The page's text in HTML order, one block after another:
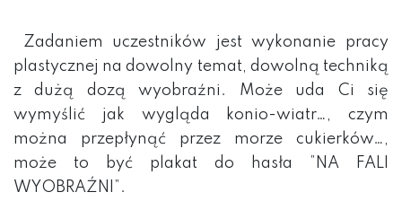
Zadaniem uczestników jest wykonanie pracy
plastycznej na dowolny temat, dowolną techniką
z dużą dozą wyobraźni. Może uda Ci się
wymyślić jak wygląda konio-wiatr…, czym
można przepłynąć przez morze cukierków…,
może to być plakat do hasła ”NA FALI
WYOBRAŹNI”.